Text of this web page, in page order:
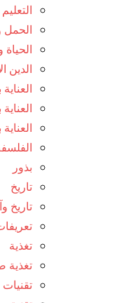
التعليم
الحمل
الحياة
الدين
بذور
تاريخ
تاريخ
تغذية
تغذية